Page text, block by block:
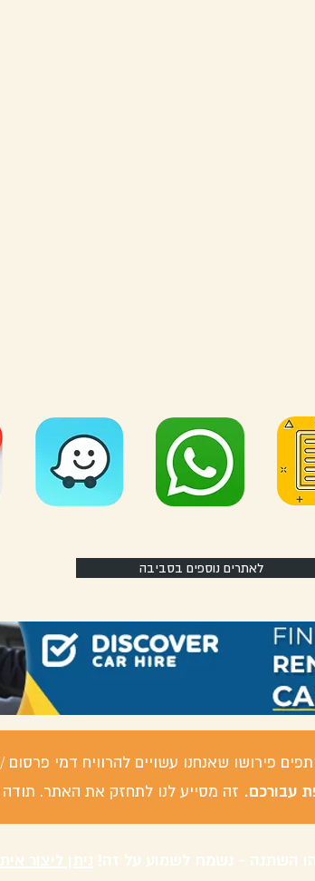
לאתרים נוספים בסביבה
פירושו שאנחנו עשויים להרוויח דמי
עבורכם. זה מסייע לנו לתחזק את האתר.
השתנה - נשמח לשמוע על זה! ניתן ליצור